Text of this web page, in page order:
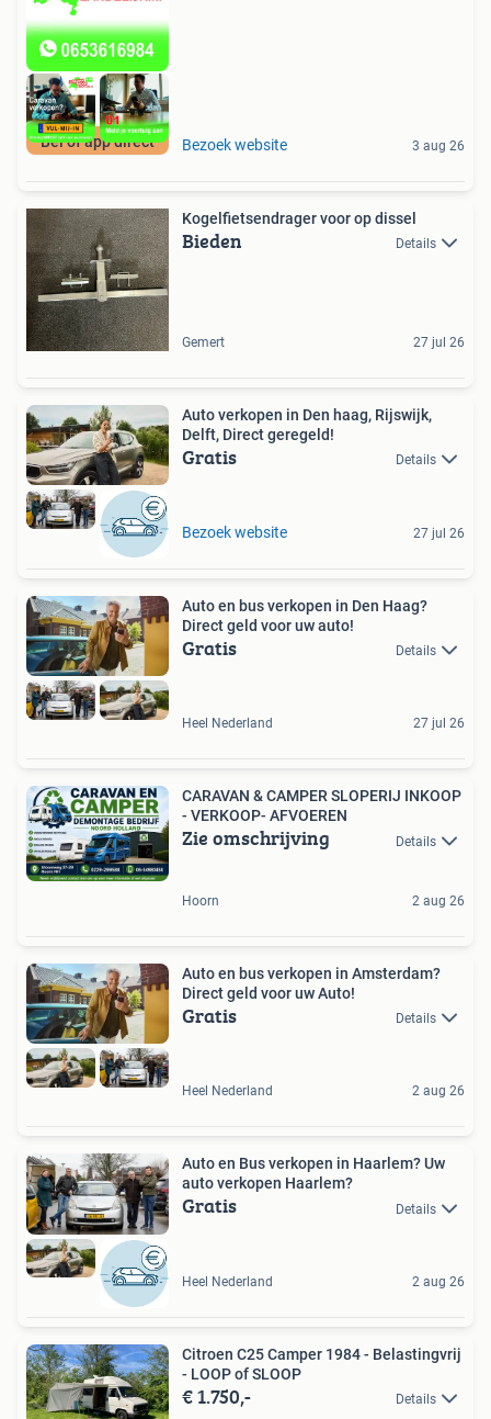
Bel of app direct Bezoek website 3 aug 26
Kogelfietsendrager voor op dissel
Bieden Details
Gemert 27 jul 26
Auto verkopen in Den haag, Rijswijk,
Delft, Direct geregeld!
Gratis Details
Bezoek website 27 jul 26
Auto en bus verkopen in Den Haag?
Direct geld voor uw auto!
Gratis Details
Heel Nederland 27 jul 26
CARAVAN & CAMPER SLOPERIJ INKOOP
- VERKOOP- AFVOEREN
Zie omschrijving Details
Hoorn 2 aug 26
Auto en bus verkopen in Amsterdam?
Direct geld voor uw Auto!
Gratis Details
Heel Nederland 2 aug 26
Auto en Bus verkopen in Haarlem? Uw
auto verkopen Haarlem?
Gratis Details
Heel Nederland 2 aug 26
Citroen C25 Camper 1984 - Belastingvrij
- LOOP of SLOOP
€ 1.750,- Details